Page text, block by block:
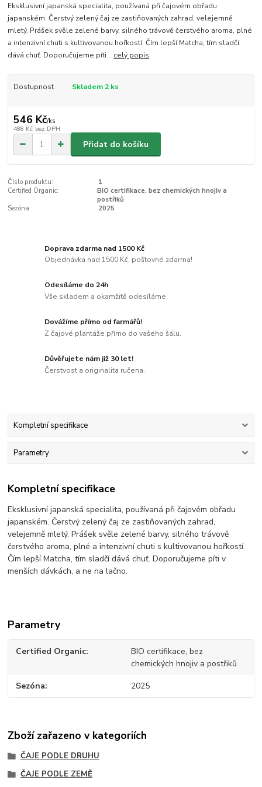
Eksklusivní japanská specialita, používaná při čajovém obřadu
japanském. Čerstvý zelený čaj ze zastiňovaných zahrad, velejemně
mletý. Prášek svěle zelené barvy, silného trávově čerstvého aroma, plné
a intenzivní chuti s kultivovanou hořkostí. Čím lepší Matcha, tím sladčí
dává chuť. Doporučujeme píti... celý popis
Dostupnost Skladem 2 ks
546 Kč/ks
488 Kč bez DPH
Přidat do košíku
Číslo produktu:
1
Certified Organic:
BIO certifikace, bez chemických hnojiv a
postřiků
Sezóna:
2025
Doprava zdarma nad 1500 Kč
Objednávka nad 1500 Kč, poštovné zdarma!
Odesíláme do 24h
Vše skladem a okamžitě odesíláme.
Dovážíme přímo od farmářů!
Z čajové plantáže přímo do vašeho šálu.
Důvěřujete nám již 30 let!
Čerstvost a originalita ručena.
Kompletní specifikace
Parametry
Kompletní specifikace
Eksklusivní japanská specialita, používaná při čajovém obřadu
japanském. Čerstvý zelený čaj ze zastiňovaných zahrad,
velejemně mletý. Prášek svěle zelené barvy, silného trávově
čerstvého aroma, plné a intenzivní chuti s kultivovanou hořkostí.
Čím lepší Matcha, tím sladčí dává chuť. Doporučujeme píti v
menších dávkách, a ne na lačno.
Parametry
Certified Organic
BIO certifikace, bez
chemických hnojiv a postřiků
Sezóna 2025
Zboží zařazeno v kategoriích
ČAJE PODLE DRUHU
ČAJE PODLE ZEMĚ